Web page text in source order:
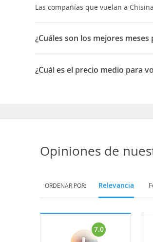
Las compañías que vuelan a
¿Cuáles son los mejores meses
Los mejores meses para viajar a
¿Cuál es el precio medio para
Opiniones de
ORDENAR POR: Relevancia
7.0